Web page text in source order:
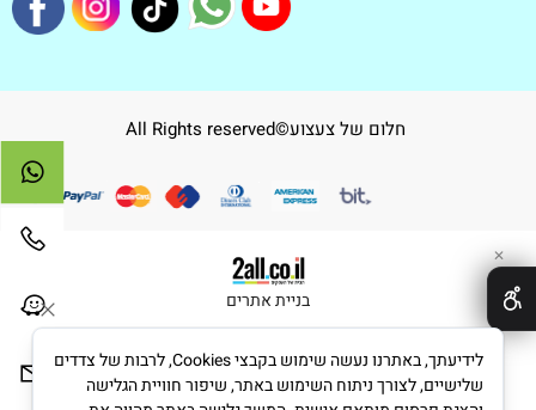
חלום של צעצוע©All Rights reserved
בניית אתרים
✕
לידיעתך, באתרנו נעשה שימוש בקבצי Cookies, לרבות של צדדים
שלישיים, לצורך ניתוח השימוש באתר, שיפור חוויית הגלישה